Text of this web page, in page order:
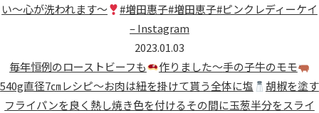
い〜心が洗われます〜
#増田惠子#増田恵子#ピンクレディーケイ
– Instagram
2023.01.03
毎年恒例のローストビーフも
作りました〜手の子牛のモモ
540g直径7㎝レシピ〜お肉は紐を掛けて貰う全体に塩
胡椒を塗す
フライパンを良く熱し焼き色を付けるその間に玉葱半分をスライ